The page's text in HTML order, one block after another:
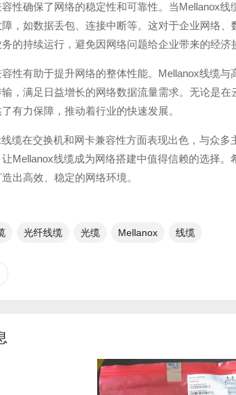
性确保了网络的稳定性和可靠性。当Mellanox
，如数据丢包、连接中断等。这对于企业网络
的持续运行，避免因网络问题给企业带来的经济
性有助于提升网络的整体性能。Mellanox线缆
，满足日益增长的网络数据流量需求。无论是
有力保障，推动着行业的快速发展。
缆在交换机和网卡兼容性方面表现出色，与众
Mellanox线缆成为网络搭建中值得信赖的选择
出高效、稳定的网络环境。
光纤线缆​ 光缆 Mellanox 线缆